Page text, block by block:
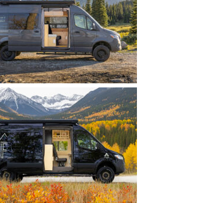
chaque solution et découvrez
B isolé 4 saisons.